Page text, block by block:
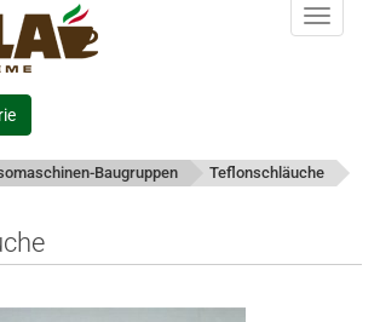
Menu
Baugruppen Teflonschläuche